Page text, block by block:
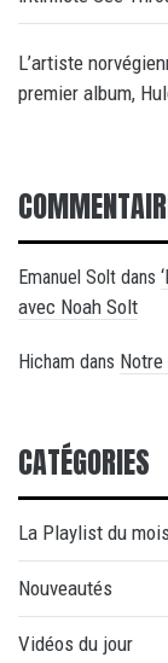
L’artiste
premier album,
Emanuel Solt dans
avec Noah Solt
Hicham dans
CATÉGORIES
La Playlist du mois
Nouveautés
Vidéos du jour